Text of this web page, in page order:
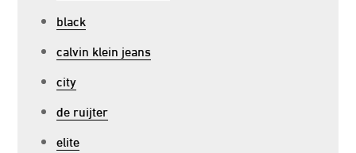
black
calvin klein jeans
city
de ruijter
elite